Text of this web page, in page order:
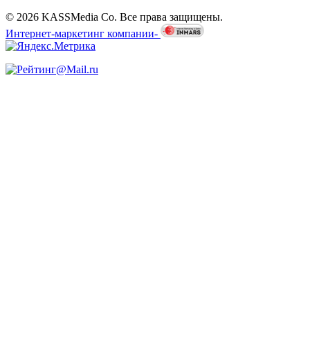
© 2026 KASSMedia Co. Все права защищены.
Интернет-маркетинг компании-